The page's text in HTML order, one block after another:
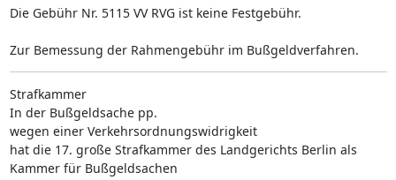
Die Gebühr Nr. 5115 VV RVG ist keine Festgebühr.
Zur Bemessung der Rahmengebühr im Bußgeldverfahren.
Strafkammer
In der Bußgeldsache pp.
wegen einer Verkehrsordnungswidrigkeit
hat die 17. große Strafkammer des Landgerichts Berlin als
Kammer für Bußgeldsachen